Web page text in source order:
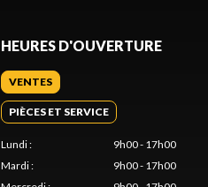
HEURES D'OUVERTURE
VENTES
PIÈCES ET SERVICE
Lundi:
9h00 - 17h00
Mardi:
9h00 - 17h00